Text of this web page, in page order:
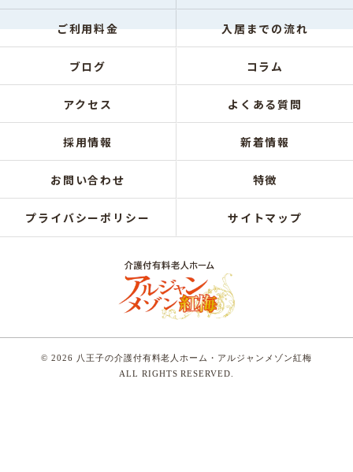
ご利用料金 入居までの流れ
ブログ コラム
アクセス よくある質問
採用情報 新着情報
お問い合わせ 特徴
プライバシーポリシー サイトマップ
© 2026 八王子の介護付有料老人ホーム・アルジャンメゾン紅梅
ALL RIGHTS RESERVED.